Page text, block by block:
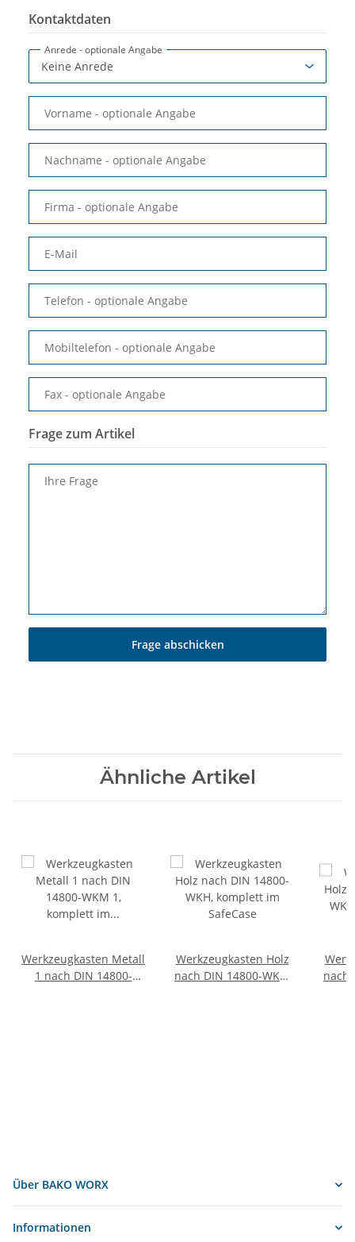
Kontaktdaten
Anrede - optionale Angabe
Vorname - optionale Angabe
Nachname - optionale Angabe
Firma - optionale Angabe
E-Mail
Telefon - optionale Angabe
Mobiltelefon - optionale Angabe
Fax - optionale Angabe
Frage zum Artikel
Ihre Frage
Frage abschicken
Ähnliche Artikel
Werkzeugkasten Metall
1 nach DIN 14800-
Werkzeugkasten Holz
nach DIN 14800-WKH,
nach
Über BAKO WORX
Informationen